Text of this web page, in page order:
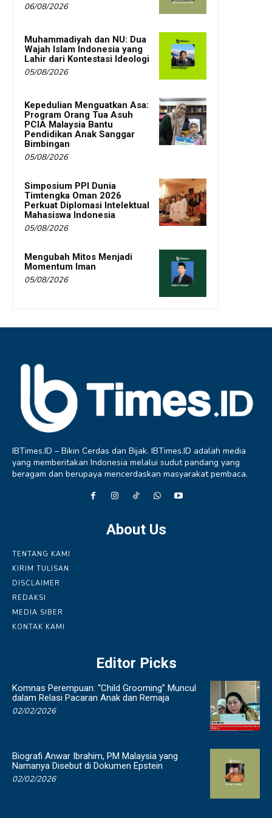
06/08/2026
Muhammadiyah dan NU: Dua
Wajah Islam Indonesia yang
Lahir dari Kontestasi Ideologi
05/08/2026
Kepedulian Menguatkan Asa:
Program Orang Tua Asuh
PCIA Malaysia Bantu
Pendidikan Anak Sanggar
Bimbingan
05/08/2026
Simposium PPI Dunia
Timtengka Oman 2026
Perkuat Diplomasi Intelektual
Mahasiswa Indonesia
05/08/2026
Mengubah Mitos Menjadi
Momentum Iman
05/08/2026
IBTimes.ID – Bikin Cerdas dan Bijak. IBTimes.ID adalah media
yang memberitakan Indonesia melalui sudut pandang yang
beragam dan berupaya mencerdaskan masyarakat pembaca.
About Us
TENTANG KAMI
KIRIM TULISAN
DISCLAIMER
REDAKSI
MEDIA SIBER
KONTAK KAMI
Editor Picks
Komnas Perempuan: “Child Grooming” Muncul
dalam Relasi Pacaran Anak dan Remaja
02/02/2026
Biografi Anwar Ibrahim, PM Malaysia yang
Namanya Disebut di Dokumen Epstein
02/02/2026